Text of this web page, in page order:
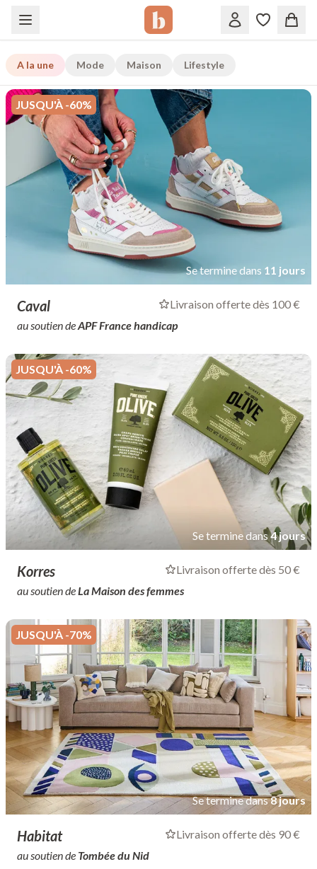
A la une Mode Maison Lifestyle
JUSQU'À -60%
Se termine dans 11 jours
Caval
Livraison offerte dès 100 €
au soutien deAPF France handicap
JUSQU'À -60%
Se termine dans4 jours
Korres
Livraison offerte dès 50 €
au soutien deLa Maison des femmes
JUSQU'À -70%
Se termine dans8 jours
Habitat
Livraison offerte dès 90 €
au soutien de Tombée du Nid